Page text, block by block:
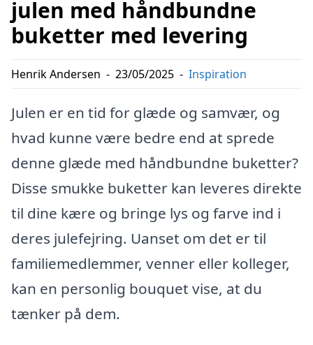
julen med håndbundne
buketter med levering
Henrik Andersen - 23/05/2025 - Inspiration
Julen er en tid for glæde og samvær, og
hvad kunne være bedre end at sprede
denne glæde med håndbundne buketter?
Disse smukke buketter kan leveres direkte
til dine kære og bringe lys og farve ind i
deres julefejring. Uanset om det er til
familiemedlemmer, venner eller kolleger,
kan en personlig bouquet vise, at du
tænker på dem.